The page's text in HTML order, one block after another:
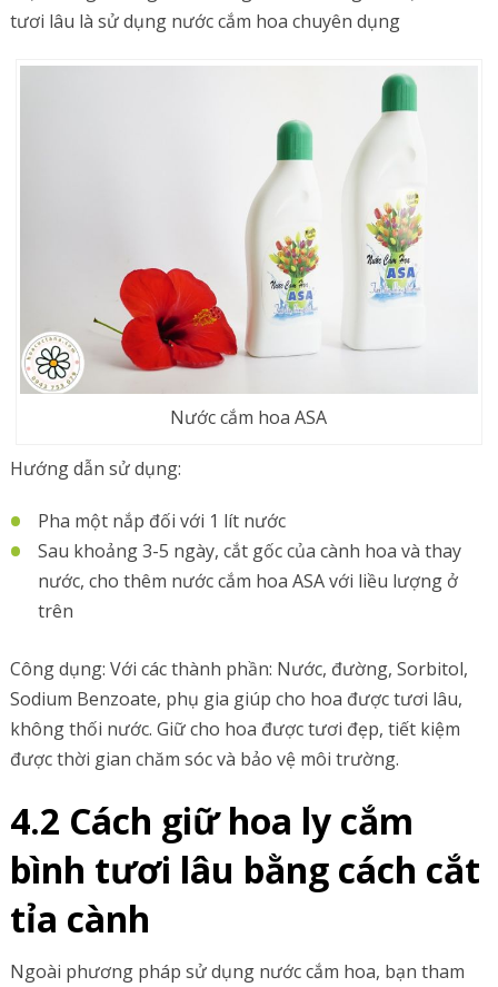
tươi lâu là sử dụng nước cắm hoa chuyên dụng
Nước cắm hoa ASA
Hướng dẫn sử dụng:
Pha một nắp đối với 1 lít nước
Sau khoảng 3-5 ngày, cắt gốc của cành hoa và thay
nước, cho thêm nước cắm hoa ASA với liều lượng ở
trên
Công dụng: Với các thành phần: Nước, đường, Sorbitol,
Sodium Benzoate, phụ gia giúp cho hoa được tươi lâu,
không thối nước. Giữ cho hoa được tươi đẹp, tiết kiệm
được thời gian chăm sóc và bảo vệ môi trường.
4.2 Cách giữ hoa ly cắm
bình tươi lâu bằng cách cắt
tỉa cành
Ngoài phương pháp sử dụng nước cắm hoa, bạn tham